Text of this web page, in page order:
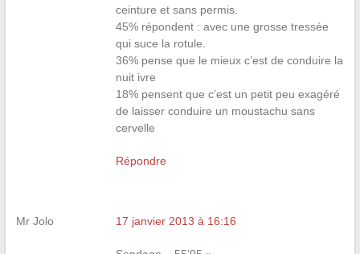
ceinture et sans permis.
45% répondent : avec une grosse tressée
qui suce la rotule.
36% pense que le mieux c’est de conduire la
nuit ivre
18% pensent que c’est un petit peu exagéré
de laisser conduire un moustachu sans
cervelle
Répondre
Mr Jolo 17 janvier 2013 à 16:16